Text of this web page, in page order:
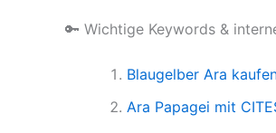
🔑 Wichtige Keywords &
Blaugelber Ara
Ara Papagei mit